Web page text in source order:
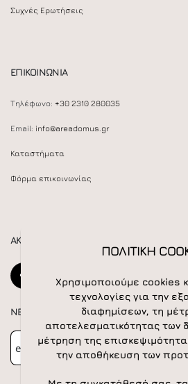
Συχνές Ερωτήσεις
ΕΠΙΚΟΙΝΩΝΙΑ
Τηλέφωνο: +30 2310 280035
Email: info@areadomus.gr
Καταστήματα
Φόρμα επικοινωνίας
ΑΚΟΛΟΥΘΕΙΣΤΕ ΜΑΣ
NEWSLETTER
Newsletter
ΠΟΛΙΤΙΚΗ
Χρησιμοποιούμε cookies
τεχνολογίες για την
διαφημίσεων, τη
αποτελεσματικότητας των
μέτρηση της
την αποθήκευση των